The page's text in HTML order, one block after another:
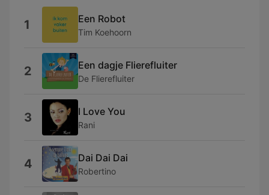
1 Een Robot
Tim Koehoorn
2 Een dagje Flierefluiter
De Flierefluiter
3 I Love You
Rani
4 Dai Dai Dai
Robertino